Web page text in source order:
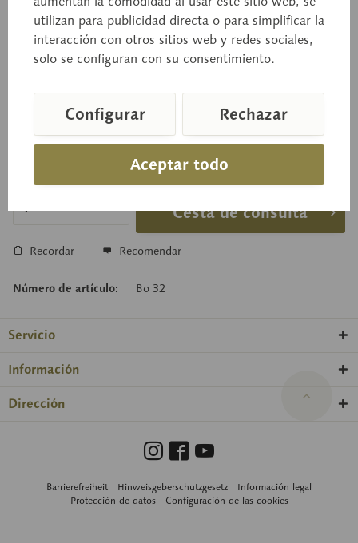
Lactarius vellereus (FR.) FR. Comestible, pero muy
Precio a consultar
Tiempo de entrega a petición
Cesta de consulta
Recordar Recomendar
Número de artículo: Bo 32
Servicio
Información
Dirección
Barrierefreiheit Hinweisgeberschutzgesetz
Información legal
Protección de datos
Configuración de las cookies
utilizan para publicidad directa o para simplificar la
interacción con otros sitios web y redes sociales,
solo se configuran con su consentimiento.
Aceptar todo
Configurar Rechazar